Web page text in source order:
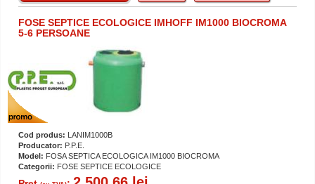
FOSE SEPTICE ECOLOGICE IMHOFF IM1000 BIOCROMA
5-6 PERSOANE
Cod produs: LANIM1000B
Producator: P.P.E.
Model: FOSA SEPTICA ECOLOGICA IM1000 BIOCROMA
Categorii: FOSE SEPTICE ECOLOGICE